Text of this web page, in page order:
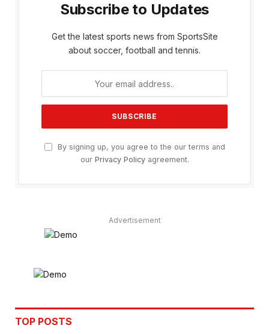
Subscribe to Updates
Get the latest sports news from SportsSite
about soccer, football and tennis.
By signing up, you agree to the our terms and
our Privacy Policyagreement.
Advertisement
TOP POSTS